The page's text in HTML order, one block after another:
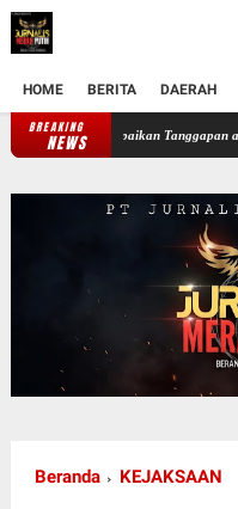
HOME BERITA DAERAH
BREAKING
NEWSSidang Ketiga Dugaan
Beranda KEJAKSAAN